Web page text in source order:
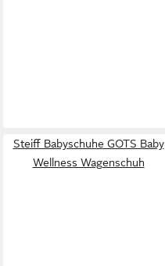
Steiff Babyschuhe GOTS Baby
Wellness Wagenschuh